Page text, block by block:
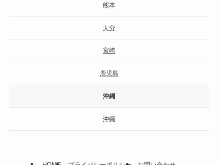
熊本
大分
宮崎
鹿児島
沖縄
沖縄